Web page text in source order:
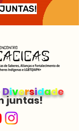
Diversidade
juntas!